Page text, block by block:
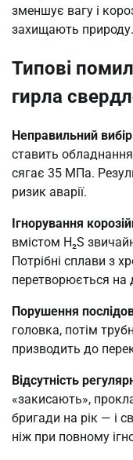
зменшує вагу і
захищають природу.
Типові
гирла
Неправильний
ставить
сягає 35 МПа.
ризик аварії.
Ігнорування
вмістом H₂S
Потрібні сплави з
перетворюється на
Порушення
головка, потім
призводить до
Відсутність
«закисають»,
бригади на рік — і
ніж при повному